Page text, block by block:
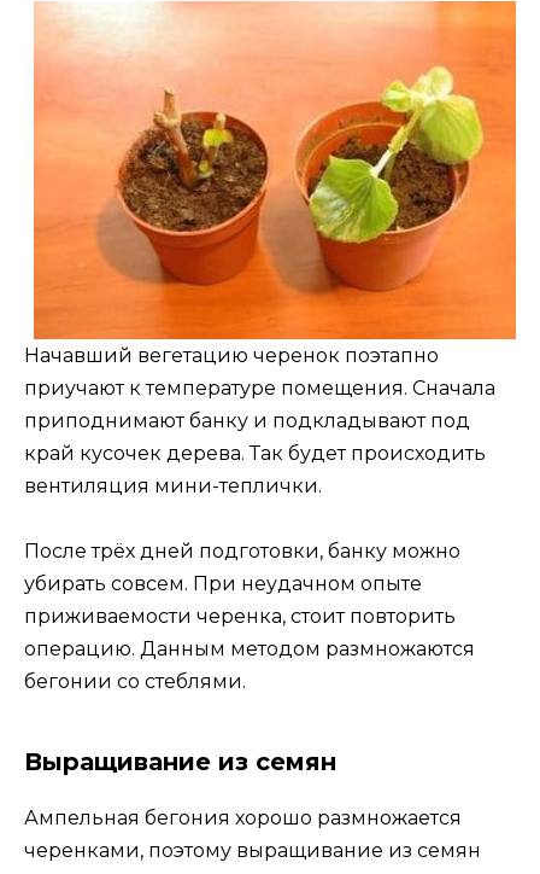
Начавший вегетацию черенок поэтапно
приучают к температуре помещения. Сначала
приподнимают банку и подкладывают под
край кусочек дерева. Так будет происходить
вентиляция мини-теплички.
После трёх дней подготовки, банку можно
убирать совсем. При неудачном опыте
приживаемости черенка, стоит повторить
операцию. Данным методом размножаются
бегонии со стеблями.
Выращивание из семян
Ампельная бегония хорошо размножается
черенками, поэтому выращивание из семян